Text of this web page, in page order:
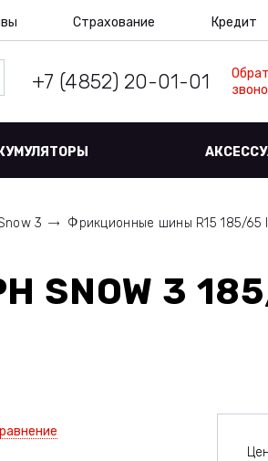
Страхование Кредит
+7 (4852) 20-01-01
3 Фрикционные шины R15 185/65
SNOW 3